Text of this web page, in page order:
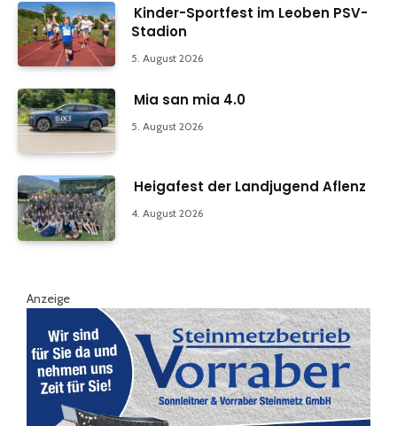
Kinder-Sportfest im Leoben PSV-
Stadion
5. August 2026
Mia san mia 4.0
5. August 2026
Heigafest der Landjugend Aflenz
4. August 2026
Anzeige